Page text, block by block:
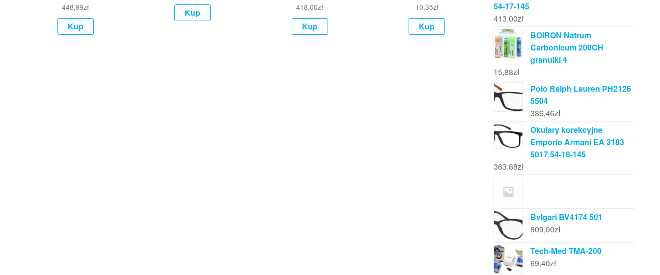
448,99zł
Kup
Kup 418,00zł
Kup
10,35zł
Kup
54-17-145
413,00zł
BOIRON Natrum
Carbonicum 200CH
granulki 4
15,88zł
Polo Ralph Lauren PH2126
5504
386,46zł
Okulary korekcyjne
Emporio Armani EA 3183
5017 54-18-145
363,88zł
Bvlgari BV4174 501
809,00zł
Tech-Med TMA-200
69,40zł